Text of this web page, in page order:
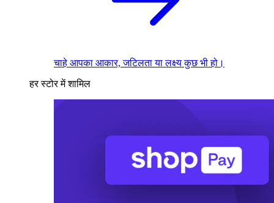
चाहे आपका आकार, जटिलता या लक्ष्य कुछ भी हो।
हर स्टोर में शामिल